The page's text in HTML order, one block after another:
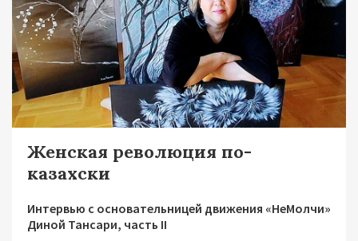
Женская революция по-
казахски
Интервью с основательницей движения «НеМолчи»
Диной Тансари, часть II